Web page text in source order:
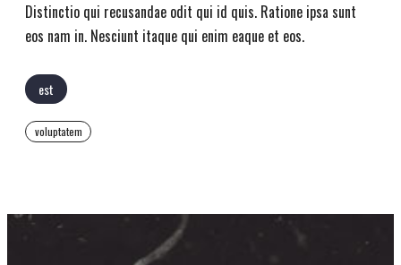
Distinctio qui recusandae odit qui id quis. Ratione ipsa sunt
eos nam in. Nesciunt itaque qui enim eaque et eos.
est
voluptatem